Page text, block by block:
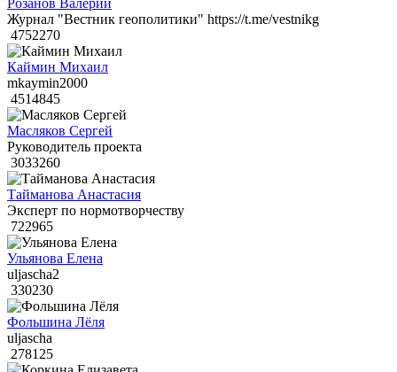
Розанов Валерий
Журнал "Вестник геополитики" https://t.me/vestnikg
4752270
Каймин Михаил
mkaymin2000
4514845
Масляков Сергей
Руководитель проекта
3033260
Тайманова Анастасия
Эксперт по нормотворчеству
722965
Ульянова Елена
uljascha2
330230
Фольшина Лёля
uljascha
278125